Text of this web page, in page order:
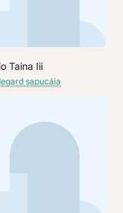
Taina Iii
sapucáia